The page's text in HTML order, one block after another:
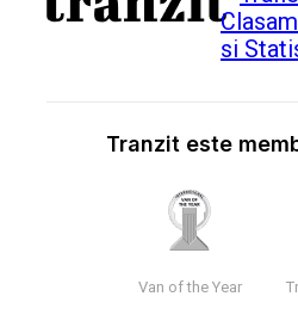
Tranzit este
Van of the Year